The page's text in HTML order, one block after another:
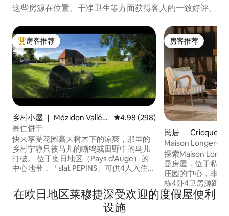
这些房源在位置、干净卫生等方面获得客人的一致好评。
热门「房客推荐」
房客推荐
乡村小屋 ｜ Mézidon Vallée
d'Auge
平均评分 4.98 分（满分 5 分），
4.98 (298)
果仁饼干
快来享受花园高大树木下的凉爽，那里的
乡村宁静只被马儿的嘶鸣或田野中的鸟儿
打破。 位于奥日地区（Pays d'Auge）的
中心地带，「slat PEPINS」可供4人入住。
租赁服务。 距离St Julien le Faucon村及其
商店2公里。 距离利瓦罗（Livarot）10公
里，距离利西厄（Lisieux）15公里，距离
房客推荐
房客推荐
民居 ｜
Maison Longere -
探索Maison
曼房屋，位于私
庄园的中心，非常
栋4卧4卫房源距
）、特鲁维尔（
Honfleur ）仅10
在欧日地区莱穆捷深受欢迎的度假屋便利
设施